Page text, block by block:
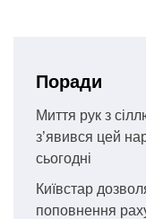
Поради
Миття рук з
з’явився цей
сьогодні
Київстар
поповнення